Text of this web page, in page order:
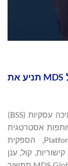
פלטפורמת המוניטיזציה המתכנסת של MDS תניע את
MDS Global, ספקית מובילה של מערכות תמיכה עסקיות (BSS)
אסטרטגית
חדשה עם PlatformX Communications (PXC), הספקית
קול, ענן